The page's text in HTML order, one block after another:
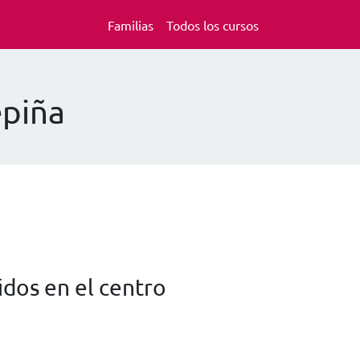
Familias Todos los cursos
en el centro